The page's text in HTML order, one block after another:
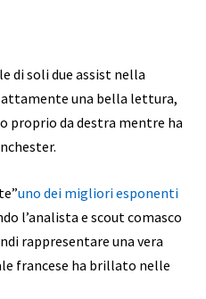
di soli due assist nella
una bella lettura,
proprio da destra mentre ha
uno dei migliori esponenti
l’analista e scout comasco
rappresentare una vera
francese ha brillato nelle